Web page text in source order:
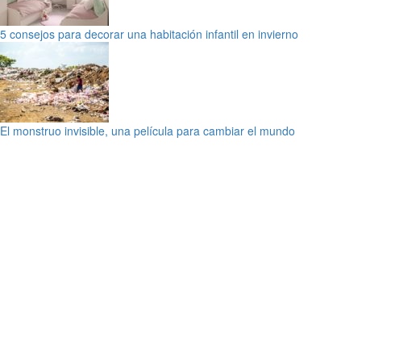
5 consejos para decorar una habitación infantil en invierno
El monstruo invisible, una película para cambiar el mundo